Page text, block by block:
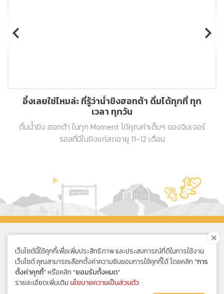
อึ้งเลยใช่ไหมล่ะ ที่รู้ว่าน้ำขิงฮอทต้า ดื่มได้ทุกที่ ทุก
เวลา ทุกวัน
ดื่มน้ำขิง ฮอทต้า ในทุก Moment ได้คุณค่าเต็มๆ ของจินเจอร์
รอลที่มีในขิงแก่สดอายุ 11-12 เดือน
ซื้อออนไลน์
นโยบายความเป็นส่วนตัว | นโยบายคุกกี้
เว็บไซต์นี้ใช้คุกกี้เพื่อเพิ่มประสิทธิภาพ และประสบการณ์ที่ดีในการใช้งาน
เว็บไซต์ คุณสามารถเลือกตั้งค่าความยินยอมการใช้คุกกี้ได้ โดยคลิก“การ
ตั้งค่าคุกกี้”หรือคลิก“ยอมรับทั้งหมด”
รายละเอียดเพิ่มเติม นโยบายความเป็นส่วนตัว